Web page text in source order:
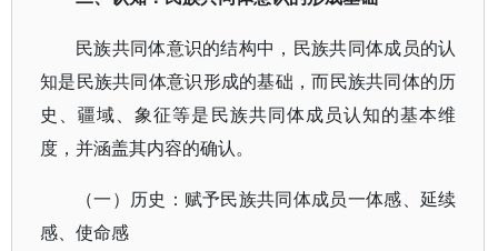
民族共同体意识的结构中，民族共同体成员的认
知是民族共同体意识形成的基础，而民族共同体的历
史、疆域、象征等是民族共同体成员认知的基本维
度，并涵盖其内容的确认。
（一）历史：赋予民族共同体成员一体感、延续
感、使命感